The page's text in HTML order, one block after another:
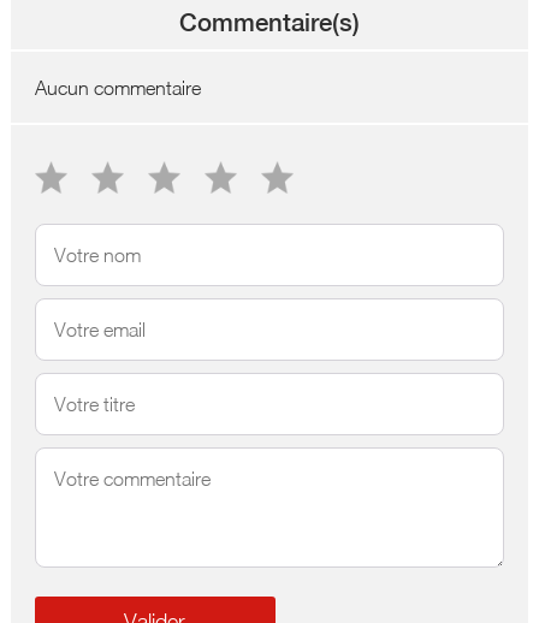
Commentaire(s)
Aucun commentaire